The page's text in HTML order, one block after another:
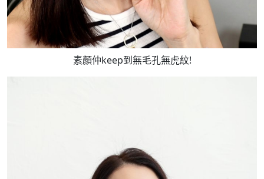
素顏仲keep到無毛孔無虎紋!